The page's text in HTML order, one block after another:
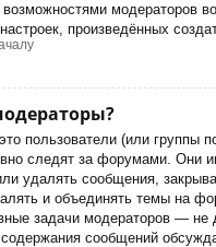
возможностями модераторов
произведённых
пользователи (или группы
следят за форумами. Они
удалять сообщения,
и объединять темы на
задачи модераторов — не
содержания сообщений